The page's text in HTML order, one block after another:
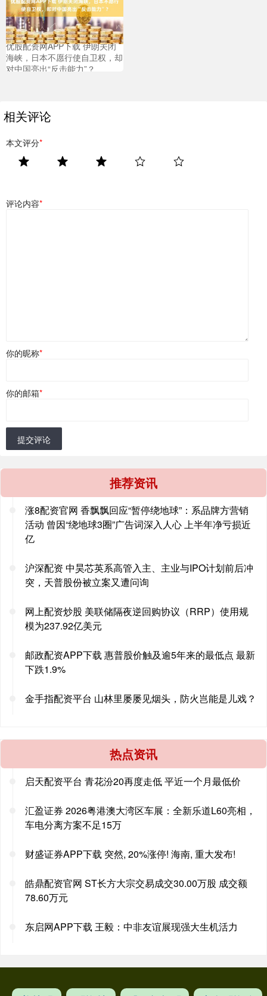
优股配资网APP下载 伊朗关闭
海峡，日本不愿行使自卫权，却
对中国亮出“反击能力”？
相关评论
本文评分*
评论内容*
你的昵称*
你的邮箱*
提交评论
推荐资讯
涨8配资官网 香飘飘回应“暂停绕地球”：系品牌方营销
活动 曾因“绕地球3圈”广告词深入人心 上半年净亏损近
亿
沪深配资 中昊芯英系高管入主、主业与IPO计划前后冲
突，天普股份被立案又遭问询
网上配资炒股 美联储隔夜逆回购协议（RRP）使用规
模为237.92亿美元
邮政配资APP下载 惠普股价触及逾5年来的最低点 最新
下跌1.9%
金手指配资平台 山林里屡屡见烟头，防火岂能是儿戏？
热点资讯
启天配资平台 青花汾20再度走低 平近一个月最低价
汇盈证券 2026粤港澳大湾区车展：全新乐道L60亮相，
车电分离方案不足15万
财盛证券APP下载 突然, 20%涨停! 海南, 重大发布!
皓鼎配资官网 ST长方大宗交易成交30.00万股 成交额
78.60万元
东启网APP下载 王毅：中非友谊展现强大生机活力